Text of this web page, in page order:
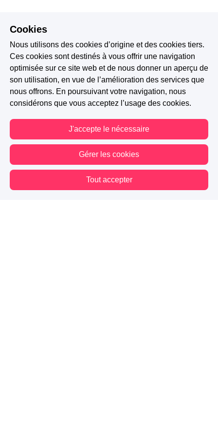
Cookies
Nous utilisons des cookies d’origine et des cookies tiers.
Ces cookies sont destinés à vous offrir une navigation
optimisée sur ce site web et de nous donner un aperçu de
son utilisation, en vue de l’amélioration des services que
nous offrons. En poursuivant votre navigation, nous
considérons que vous acceptez l’usage des cookies.
J'accepte le nécessaire
Gérer les cookies
Tout accepter